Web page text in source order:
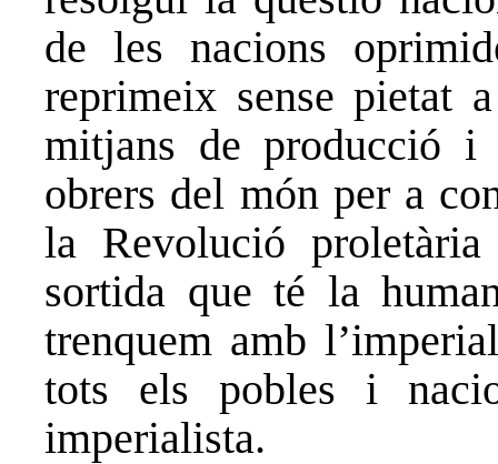
de les nacions
reprimeix sense pietat
mitjans de producció
obrers del món per a
la Revolució
sortida que té la
trenquem amb
tots els pobles i
imperialista.